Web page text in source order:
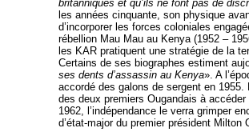
britanniques et qu’ils ne font pas de
les années cinquante, son physique
d’incorporer les forces coloniales
rébellion Mau Mau au Kenya (1952 –
les KAR pratiquent une stratégie de la
Certains de ses biographes estiment
ses dents d’assassin au Kenya». A
accordé des galons de sergent en 1955.
des deux premiers Ougandais à
1962, l’indépendance le verra grimper
d’état-major du premier président